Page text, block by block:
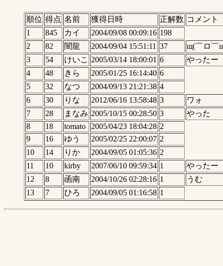
順位 得点 名前 獲得日時 正解数 コメント
1
845 カイ 2004/09/08 00:09:16 198
2
82 闇龍 2004/09/04 15:51:11 37
щ(￣ロ￣
3
54 けいこ 2005/03/14 18:00:01 6
やったー
4
48 きら 2005/01/25 16:14:40 6
5
32 なつ 2004/09/13 21:21:38 4
6
30 りな 2012/06/16 13:58:48 3
ワォ
7
28 まなみ 2005/10/15 00:28:50 3
やった
8
18 tomato 2005/04/23 18:04:28 2
9
16 ゆう 2005/02/25 22:00:07 2
10
14 りか 2004/09/05 01:05:36 2
11
10 kirby 2007/06/10 09:59:34 1
やったー
12
8 函南 2004/10/26 02:28:16 1
うむ
13
7 ひろ 2004/09/05 01:16:58 1